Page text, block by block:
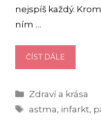
nejspíš každý.
ním …
ČÍST DÁLE
U
NEMUSÍ
BÝT
Rubriky
Zdraví a krása
Štítky
astma, infarkt,